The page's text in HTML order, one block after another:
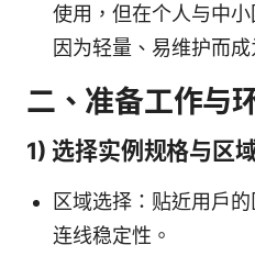
使用，但在个人与中
因为轻量、易维护而成
二、准备工作与
1) 选择实例规格与区
区域选择：贴近用户
连线稳定性。